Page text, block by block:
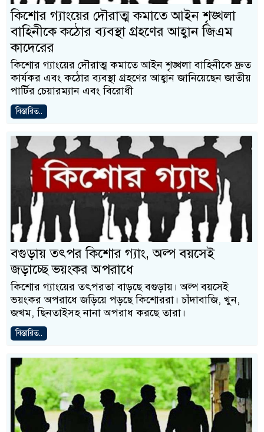
কিশোর গ্যাংয়ের দৌরাত্ম কমাতে আইন শৃঙ্খলা
বাহিনীকে কঠোর ব্যবস্থা গ্রহণের আহ্বান জিএম
কাদেরের
কিশোর গ্যাংয়ের দৌরাত্ম কমাতে আইন শৃঙ্খলা বাহিনীকে দ্রুত
কার্যকর এবং কঠোর ব্যবস্থা গ্রহণের আহ্বান জানিয়েছেন জাতীয়
পার্টির চেয়ারম্যান এবং বিরোধী
বিস্তারিত..
বগুড়ায় তৎপর কিশোর গ্যাং, অল্প বয়সেই
জড়াচ্ছে ভয়ংকর অপরাধে
কিশোর গ্যাংয়ের তৎপরতা বাড়ছে বগুড়ায়। অল্প বয়সেই
ভয়ংকর অপরাধে জড়িয়ে পড়ছে কিশোররা। চাঁদাবাজি, খুন,
জখম, ছিনতাইসহ নানা অপরাধ করছে তারা।
বিস্তারিত..